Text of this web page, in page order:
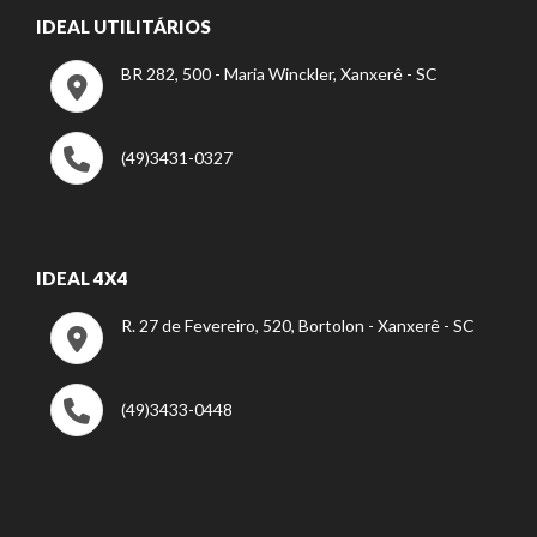
IDEAL UTILITÁRIOS
BR 282, 500 - Maria Winckler, Xanxerê - SC
(49)3431-0327
IDEAL 4X4
R. 27 de Fevereiro, 520, Bortolon - Xanxerê - SC
(49)3433-0448